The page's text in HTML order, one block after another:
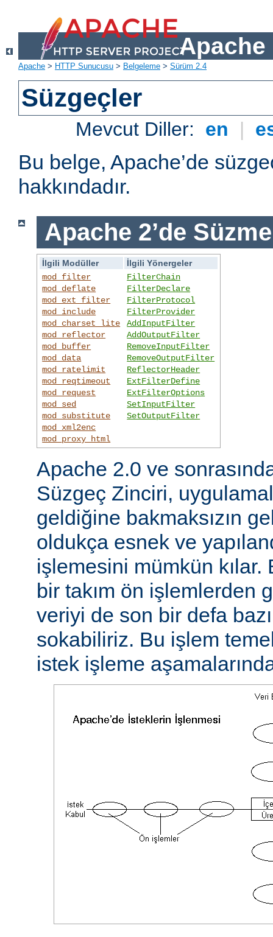
Apache
Apache > HTTP Sunucusu > Belgeleme > Sürüm 2.4
Süzgeçler
Mevcut Diller: en |
Bu belge, Apache’de
hakkındadır.
Apache 2’de
İlgili Modüller
İlgili Yönergeler
mod_filter
mod_deflate
mod_ext_filter
mod_include
mod_charset_lite
mod_reflector
mod_buffer
mod_data
mod_ratelimit
mod_reqtimeout
mod_request
mod_sed
mod_substitute
mod_xml2enc
mod_proxy_html
FilterChain
FilterDeclare
FilterProtocol
FilterProvider
AddInputFilter
AddOutputFilter
RemoveInputFilter
RemoveOutputFilter
ReflectorHeader
ExtFilterDefine
ExtFilterOptions
SetInputFilter
SetOutputFilter
Apache 2.0 ve
Süzgeç Zinciri,
geldiğine bakmaksızın
oldukça esnek ve
işlemesini mümkün
bir takım ön işlemlerden
veriyi de son bir defa
sokabiliriz. Bu işlem
istek işleme